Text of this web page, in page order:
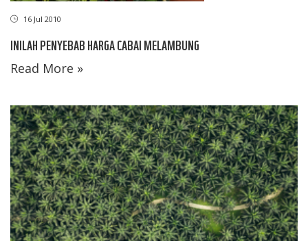
16 Jul 2010
INILAH PENYEBAB HARGA CABAI MELAMBUNG
Read More »